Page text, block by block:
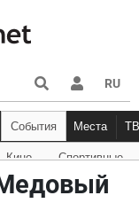
RU
Куда пойти Точка
События Места
Кино Спортивные